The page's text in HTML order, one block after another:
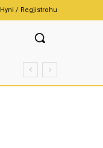
Hyni / Regjistrohu